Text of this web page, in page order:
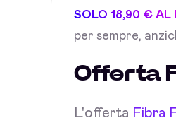
SOLO 18,90 € AL
per sempre,
Offerta
L'offerta Fibra